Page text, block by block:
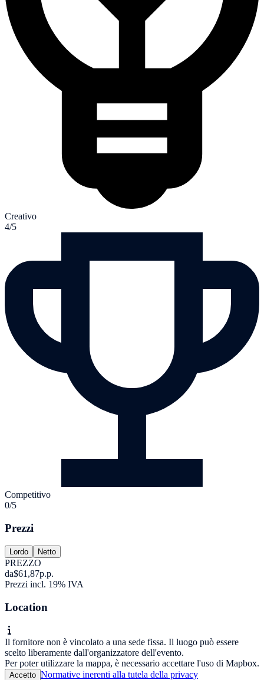
Creativo
4/5
Competitivo
0/5
Prezzi
Lordo Netto
PREZZO
da$61,87p.p.
Prezzi incl. 19% IVA
Location
Il fornitore non è vincolato a una sede fissa. Il luogo può essere
scelto liberamente dall'organizzatore dell'evento.
Per poter utilizzare la mappa, è necessario accettare l'uso di Mapbox.
Accetto Normative inerenti alla tutela della privacy